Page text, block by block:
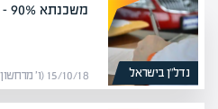
נדל”ן בישראל
משכנתא 90% – פתח להעלמות מס?
15/10/18 (ו׳ מרחשון תשע״ט) | מערכת אפיק